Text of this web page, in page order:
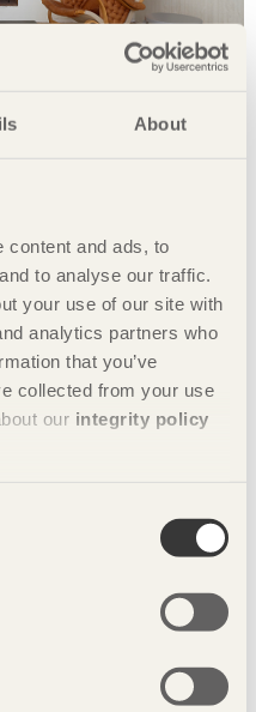
About
content and ads, to
to analyse our traffic.
your use of our site with
analytics partners who
that you’ve
collected from your use
our integrity policy